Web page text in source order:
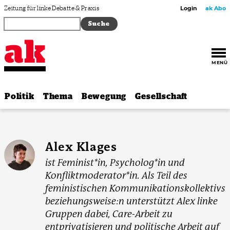
Zum Inhalt springen
Zeitung für linke Debatte & Praxis Login ak Abo
MENÜ
Politik Thema Bewegung Gesellschaft
Alex Klages
ist Feminist*in, Psycholog*in und
Konfliktmoderator*in. Als Teil des
feministischen Kommunikationskollektivs
beziehungsweise:n unterstützt Alex linke
Gruppen dabei, Care-Arbeit zu
entprivatisieren und politische Arbeit auf